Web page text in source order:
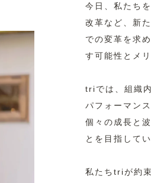
今日、私たち
改革など、新
での変革を求
す可能性とメ
triでは、組織
パフォーマン
個々の成長と
とを目指してい
私たちtriが約